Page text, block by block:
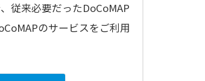
従来必要だったDoCoMAP
のサービスをご利用